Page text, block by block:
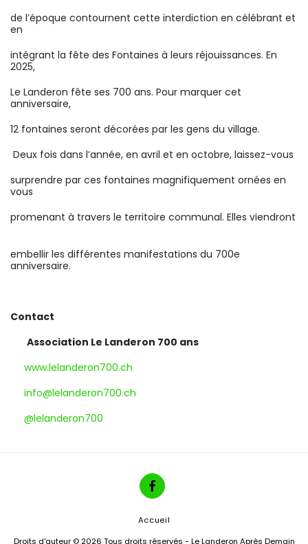
de l’époque contournent cette interdiction en célébrant et
en
intégrant la fête des Fontaines à leurs réjouissances. En
2025,
Le Landeron fête ses 700 ans. Pour marquer cet
anniversaire,
12 fontaines seront décorées par les gens du village.
Deux fois dans l’année, en avril et en octobre, laissez-vous
surprendre par ces fontaines magnifiquement ornées en
vous
promenant à travers le territoire communal. Elles viendront
embellir les différentes manifestations du 700e
anniversaire.
Contact
Association Le Landeron 700 ans
www.lelanderon700.ch
info@lelanderon700.ch
@lelanderon700
Accueil
Droits d'auteur © 2026 Tous droits réservés - Le Landeron Après Demain